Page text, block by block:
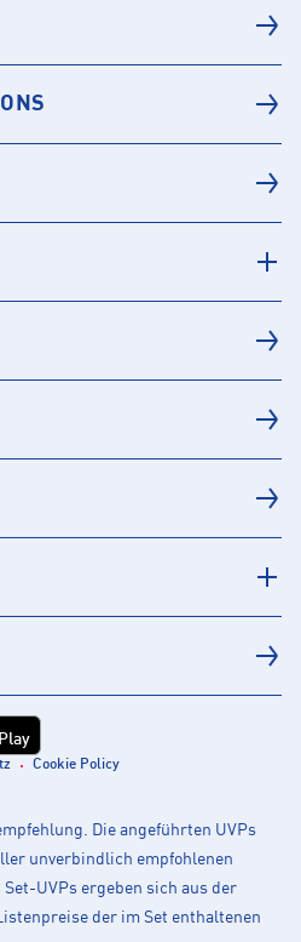
Cookie Policy
Die angeführten UVPs
unverbindlich empfohlenen
UVPs ergeben sich aus der
der im Set enthaltenen